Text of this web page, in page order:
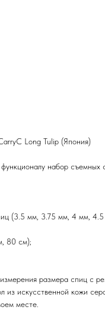
Long Tulip (Япония)
набор съемных
(3.5 мм, 3.75 мм, 4 мм,
80 см);
размера спиц с
из искусственной кожи
месте.